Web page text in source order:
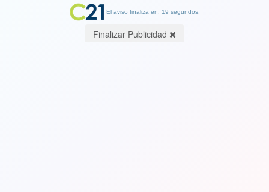
El aviso finaliza en: 19 segundos.
Finalizar Publicidad